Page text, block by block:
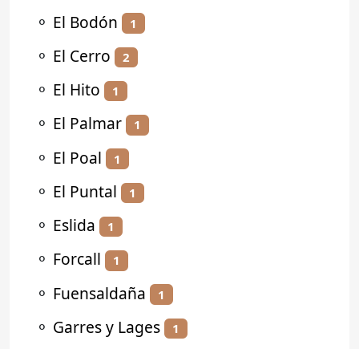
⚬ El Bodón 1
⚬ El Cerro 2
⚬ El Hito 1
⚬ El Palmar 1
⚬ El Poal 1
⚬ El Puntal 1
⚬ Eslida 1
⚬ Forcall 1
⚬ Fuensaldaña 1
⚬ Garres y Lages 1